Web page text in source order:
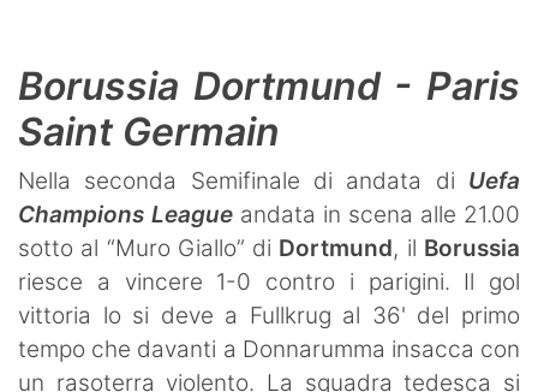
Borussia Dortmund - Paris
Saint Germain
Nella seconda Semifinale di andata di Uefa
Champions League andata in scena alle 21.00
sotto al “Muro Giallo” di Dortmund, il Borussia
riesce a vincere 1-0 contro i parigini. Il gol
vittoria lo si deve a Fullkrug al 36' del primo
tempo che davanti a Donnarumma insacca con
un rasoterra violento. La squadra tedesca si